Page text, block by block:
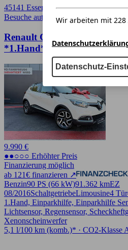
45141 Essen
Besuche autoscout24.de➚
Renault Captur Dynamique
9.990 €
●●○○○ Erhöhter Preis
Finanzierung möglich
ab 121€ finanzieren ↗
Benzin90 PS (66 kW)91.362 kmEZ
08/2016SchaltgetriebeLimousine4
1.Hand, Einparkhilfe, Einparkhilfe
Lichtsensor, Regensensor,
Xenonscheinwerfer
5,1 l/100 km (komb.)* · CO2-Klasse
Wir arbeiten mit
Datenschutz-